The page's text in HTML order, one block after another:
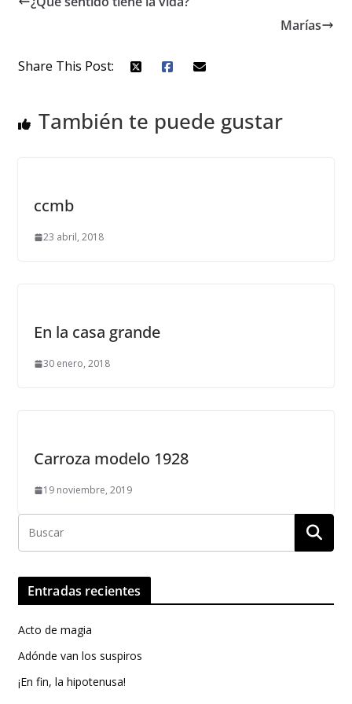
Marías
Share This Post:
También te puede gustar
ccmb
23 abril, 2018
En la casa grande
30 enero, 2018
Carroza modelo 1928
19 noviembre, 2019
Entradas recientes
Acto de magia
Adónde van los suspiros
¡En fin, la hipotenusa!